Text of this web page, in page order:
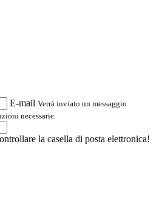
E-mail Verrà inviato un messaggio
necessarie.
la casella di posta elettronica!